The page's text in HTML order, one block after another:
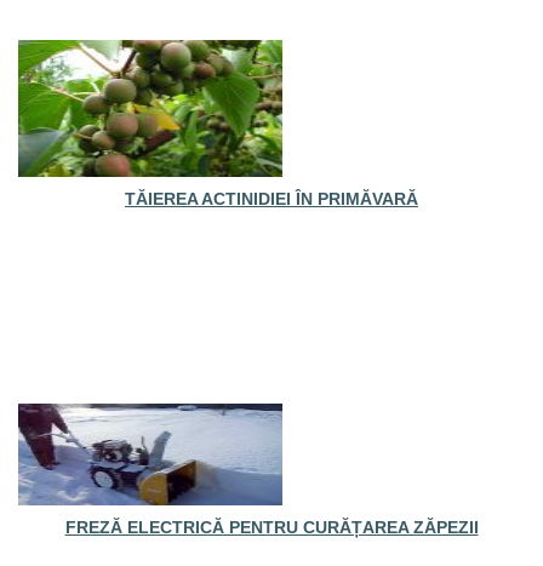
TĂIEREA ACTINIDIEI ÎN PRIMĂVARĂ
FREZĂ ELECTRICĂ PENTRU CURĂȚAREA ZĂPEZII